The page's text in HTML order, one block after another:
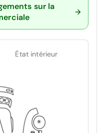
sur la
État intérieur